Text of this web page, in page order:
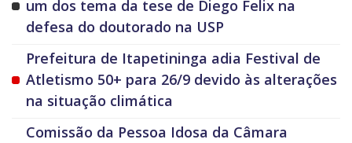
um dos tema da tese de Diego Felix na
defesa do doutorado na USP
Prefeitura de Itapetininga adia Festival de
Atletismo 50+ para 26/9 devido às alterações
na situação climática
Comissão da Pessoa Idosa da Câmara